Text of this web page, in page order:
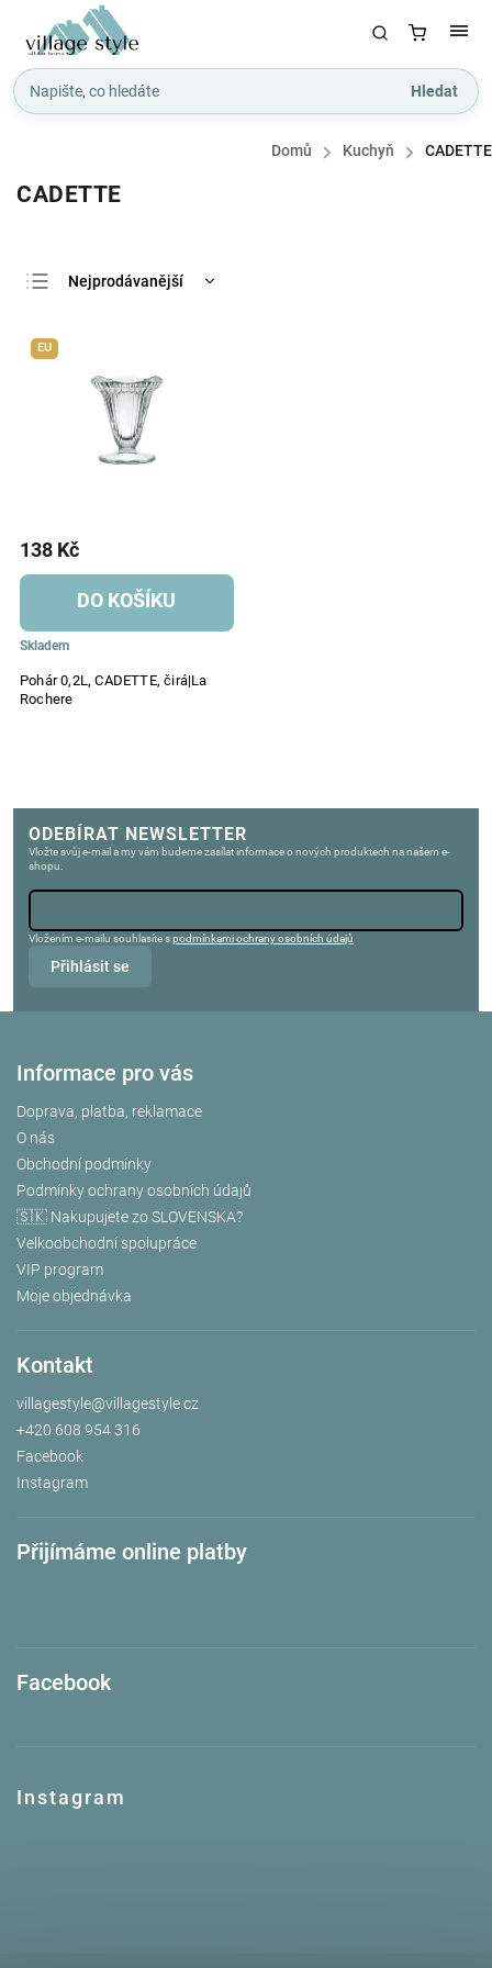
Hledat
Domů / Kuchyň / CADETTE
CADETTE
Nejprodávanější
Abecedně
EU
Pohár 0,2L, CADETTE, čirá|La
Rochere
Skladem
138 Kč
DO KOŠÍKU
ODEBÍRAT NEWSLETTER
Vložte svůj e-mail a my vám budeme zasílat informace o nových produktech na našem e-
shopu.
Vložením e-mailu souhlasíte spodmínkami ochrany osobních údajů
Přihlásit se
Informace pro vás
Doprava, platba, reklamace
O nás
Obchodní podmínky
Podmínky ochrany osobních údajů
🇸🇰 Nakupujete zo SLOVENSKA?
Velkoobchodní spolupráce
VIP program
Moje objednávka
Kontakt
villagestyle@villagestyle.cz
+420 608 954 316
Facebook
Instagram
Přijímáme online platby
Facebook
Instagram